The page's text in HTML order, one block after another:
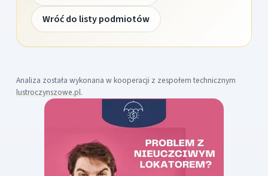
Wróć do listy podmiotów
Analiza została wykonana w kooperacji z zespołem technicznym
lustroczynszowe.pl.